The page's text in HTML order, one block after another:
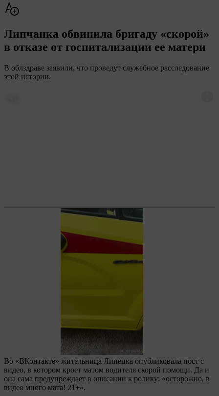
Липчанка обвинила бригаду «скорой»
в отказе от госпитализации ее матери
В облздраве заявили, что проведут служебное расследование
этой истории.
Во «ВКонтакте» жительница Липецка опубликовала пост с
видео, в котором кроет матом водителя скорой помощи. Да и
она сама предупреждает в описании к ролику: «осторожно, в
видео много мата! 21+».